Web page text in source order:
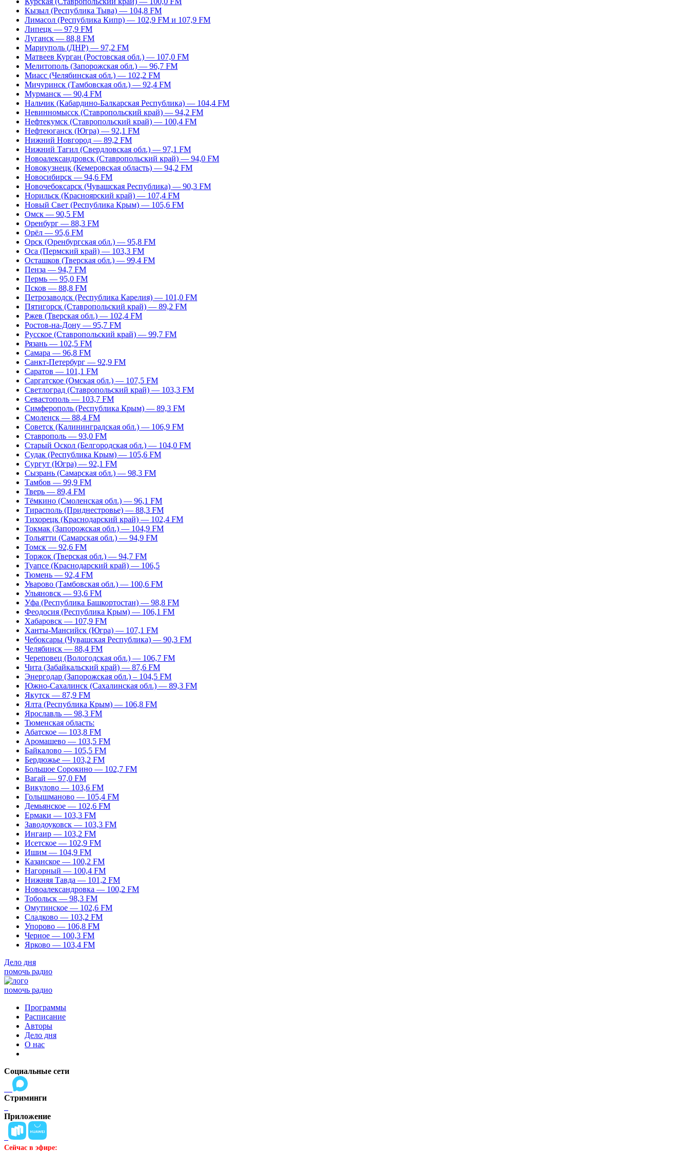
Кызыл (Республика Тыва) — 104,8 FM
Лимасол (Республика Кипр) — 102,9 FM и 107,9 FM
Липецк — 97,9 FM
Луганск — 88,8 FM
Мариуполь (ДНР) — 97,2 FM
Матвеев Курган (Ростовская обл.) — 107,0 FM
Мелитополь (Запорожская обл.) — 96,7 FM
Миасс (Челябинская обл.) — 102,2 FM
Мичуринск (Тамбовская обл.) — 92,4 FM
Мурманск — 90,4 FM
Нальчик (Кабардино-Балкарская Республика) — 104,4 FM
Невинномысск (Ставропольский край) — 94,2 FM
Нефтекумск (Ставропольский край) — 100,4 FM
Нефтеюганск (Югра) — 92,1 FM
Нижний Новгород — 89,2 FM
Нижний Тагил (Свердловская обл.) — 97,1 FM
Новоалександровск (Ставропольский край) — 94,0 FM
Новокузнецк (Кемеровская область) — 94,2 FM
Новосибирск — 94,6 FM
Новочебоксарск (Чувашская Республика) — 90,3 FM
Норильск (Красноярский край) — 107,4 FM
Новый Свет (Республика Крым) — 105,6 FM
Омск — 90,5 FM
Оренбург — 88,3 FM
Орёл — 95,6 FM
Орск (Оренбургская обл.) — 95,8 FM
Оса (Пермский край) — 103,3 FM
Осташков (Тверская обл.) — 99,4 FM
Пенза — 94,7 FM
Пермь — 95,0 FM
Псков — 88,8 FM
Петрозаводск (Республика Карелия) — 101,0 FM
Пятигорск (Ставропольский край) — 89,2 FM
Ржев (Тверская обл.) — 102,4 FM
Ростов-на-Дону — 95,7 FM
Русское (Ставропольский край) — 99,7 FM
Рязань — 102,5 FM
Самара — 96,8 FM
Санкт-Петербург — 92,9 FM
Саратов — 101,1 FM
Саргатское (Омская обл.) — 107,5 FM
Светлоград (Ставропольский край) — 103,3 FM
Севастополь — 103,7 FM
Симферополь (Республика Крым) — 89,3 FM
Смоленск — 88,4 FM
Советск (Калининградская обл.) — 106,9 FM
Ставрополь — 93,0 FM
Старый Оскол (Белгородская обл.) — 104,0 FM
Судак (Республика Крым) — 105,6 FM
Сургут (Югра) — 92,1 FM
Сызрань (Самарская обл.) — 98,3 FM
Тамбов — 99,9 FM
Тверь — 89,4 FM
Тёмкино (Смоленская обл.) — 96,1 FM
Тирасполь (Приднестровье) — 88,3 FM
Тихорецк (Краснодарский край) — 102,4 FM
Токмак (Запорожская обл.) — 104,9 FM
Тольятти (Самарская обл.) — 94,9 FM
Томск — 92,6 FM
Торжок (Тверская обл.) — 94,7 FM
Туапсе (Краснодарский край) — 106,5
Тюмень — 92,4 FM
Уварово (Тамбовская обл.) — 100,6 FM
Ульяновск — 93,6 FM
Уфа (Республика Башкортостан) — 98,8 FM
Феодосия (Республика Крым) — 106,1 FM
Хабаровск — 107,9 FM
Ханты-Мансийск (Югра) — 107,1 FM
Чебоксары (Чувашская Республика) — 90,3 FM
Челябинск — 88,4 FM
Череповец (Вологодская обл.) — 106,7 FM
Чита (Забайкальский край) — 87,6 FM
Энергодар (Запорожская обл.) – 104,5 FM
Южно-Сахалинск (Сахалинская обл.) — 89,3 FM
Якутск — 87,9 FM
Ялта (Республика Крым) — 106,8 FM
Ярославль — 98,3 FM
Тюменская область:
Абатское — 103,8 FM
Аромашево — 103,5 FM
Байкалово — 105,5 FM
Бердюжье — 103,2 FM
Большое Сорокино — 102,7 FM
Вагай — 97,0 FM
Викулово — 103,6 FM
Голышманово — 105,4 FM
Демьянское — 102,6 FM
Ермаки — 103,3 FM
Заводоуковск — 103,3 FM
Ингаир — 103,2 FM
Исетское — 102,9 FM
Ишим — 104,9 FM
Казанское — 100,2 FM
Нагорный — 100,4 FM
Нижняя Тавда — 101,2 FM
Новоалександровка — 100,2 FM
Тобольск — 98,3 FM
Омутинское — 102,6 FM
Сладково — 103,2 FM
Упорово — 106,8 FM
Черное — 100,3 FM
Ярково — 103,4 FM
Дело дня
помочь радио
помочь радио
Программы
Расписание
Авторы
Дело дня
О нас
Социальные сети
Стриминги
Приложение
Сейчас в эфире: